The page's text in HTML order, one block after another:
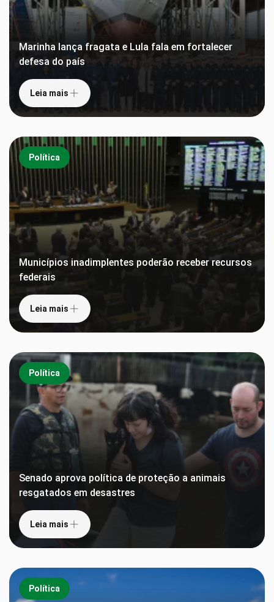
Marinha lança fragata e Lula fala em fortalecer
defesa do país
Leia mais
Política
Municípios inadimplentes poderão receber recursos
federais
Leia mais
Política
Senado aprova política de proteção a animais
resgatados em desastres
Leia mais
Política